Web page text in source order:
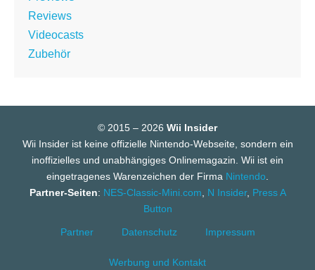
Reviews
Videocasts
Zubehör
© 2015 – 2026 Wii Insider
Wii Insider ist keine offizielle Nintendo-Webseite, sondern ein
inoffizielles und unabhängiges Onlinemagazin. Wii ist ein
eingetragenes Warenzeichen der Firma Nintendo.
Partner-Seiten: NES-Classic-Mini.com, N Insider, Press A
Button
Partner Datenschutz Impressum
Werbung und Kontakt